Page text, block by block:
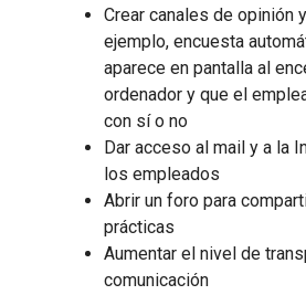
Crear canales de opinión
ejemplo, encuesta
aparece en pantalla al
ordenador y que el
con sí o no
Dar acceso al mail y a la
los empleados
Abrir un foro para
prácticas
Aumentar el nivel de
comunicación